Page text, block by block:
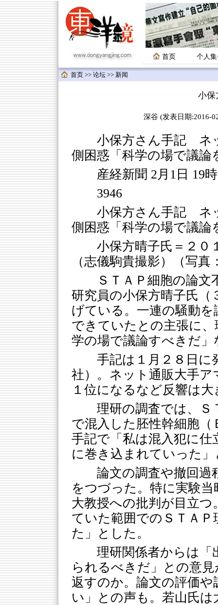
首页 个人
首页 >> 论坛 >> 新闻
小保
深谷 (发表日期:2016-
小保方さん手記 ネッ
側困惑「科学の場で議論
産経新聞 2月1日 19
3946
小保方さん手記 ネ
側困惑「科学の場で議論
小保方晴子氏＝２０
（志儀駒貴撮影）（写
ＳＴＡＰ細胞の論
研究員の小保方晴子氏（
げている。一連の騒動
できていたとの主張に
学の場で議論すべきだ
手記は１月２８日に
社）。ネット通販大手
１位になるなど反響は大
理研の調査では、Ｓ
で混入した胚性幹細胞
手記で「私は混入犯に
に巻き込まれていった
論文の調査や撤回過
をつづった。特に実験
大教授への批判が目立
ていた範囲でのＳＴＡ
た」とした。
理研関係者からは「
られるべきだ」との意
返すのか。論文の評価
い」との声も。若山氏